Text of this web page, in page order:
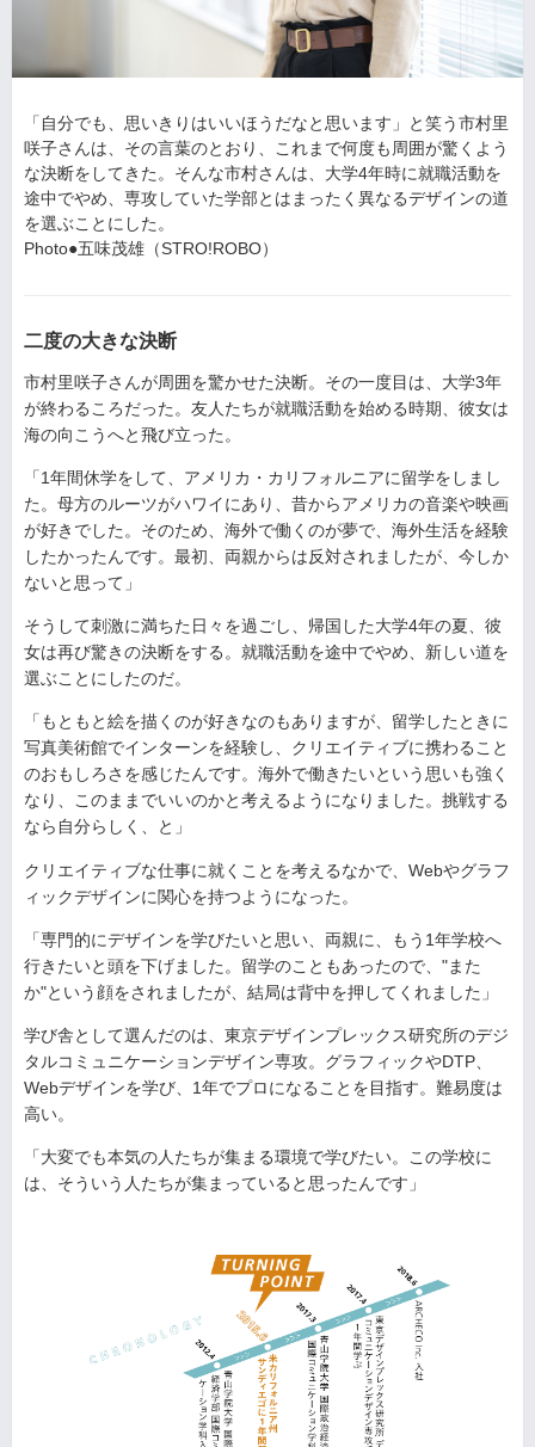
「自分でも、思いきりはいいほうだなと思います」と笑う市村里
咲子さんは、その言葉のとおり、これまで何度も周囲が驚くよう
な決断をしてきた。そんな市村さんは、大学4年時に就職活動を
途中でやめ、専攻していた学部とはまったく異なるデザインの道
を選ぶことにした。
Photo●五味茂雄（STRO!ROBO）
二度の大きな決断
市村里咲子さんが周囲を驚かせた決断。その一度目は、大学3年
が終わるころだった。友人たちが就職活動を始める時期、彼女は
海の向こうへと飛び立った。
「1年間休学をして、アメリカ・カリフォルニアに留学をしまし
た。母方のルーツがハワイにあり、昔からアメリカの音楽や映画
が好きでした。そのため、海外で働くのが夢で、海外生活を経験
したかったんです。最初、両親からは反対されましたが、今しか
ないと思って」
そうして刺激に満ちた日々を過ごし、帰国した大学4年の夏、彼
女は再び驚きの決断をする。就職活動を途中でやめ、新しい道を
選ぶことにしたのだ。
「もともと絵を描くのが好きなのもありますが、留学したときに
写真美術館でインターンを経験し、クリエイティブに携わること
のおもしろさを感じたんです。海外で働きたいという思いも強く
なり、このままでいいのかと考えるようになりました。挑戦する
なら自分らしく、と」
クリエイティブな仕事に就くことを考えるなかで、Webやグラフ
ィックデザインに関心を持つようになった。
「専門的にデザインを学びたいと思い、両親に、もう1年学校へ
行きたいと頭を下げました。留学のこともあったので、"また
か"という顔をされましたが、結局は背中を押してくれました」
学び舎として選んだのは、東京デザインプレックス研究所のデジ
タルコミュニケーションデザイン専攻。グラフィックやDTP、
Webデザインを学び、1年でプロになることを目指す。難易度は
高い。
「大変でも本気の人たちが集まる環境で学びたい。この学校に
は、そういう人たちが集まっていると思ったんです」